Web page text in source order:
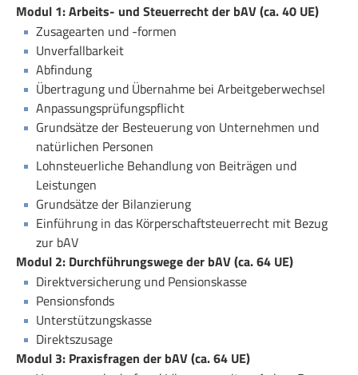
Modul 1: Arbeits- und Steuerrecht der bAV (ca. 40 UE)
Zusagearten und -formen
Unverfallbarkeit
Abfindung
Übertragung und Übernahme bei Arbeitgeberwechsel
Anpassungsprüfungspflicht
Grundsätze der Besteuerung von Unternehmen und
natürlichen Personen
Lohnsteuerliche Behandlung von Beiträgen und
Leistungen
Grundsätze der Bilanzierung
Einführung in das Körperschaftsteuerrecht mit Bezug
zur bAV
Modul 2: Durchführungswege der bAV (ca. 64 UE)
Direktversicherung und Pensionskasse
Pensionsfonds
Unterstützungskasse
Direktszusage
Modul 3: Praxisfragen der bAV (ca. 64 UE)